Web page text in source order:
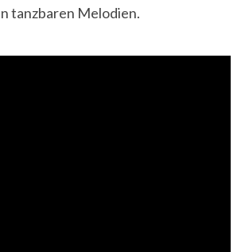
tanzbaren Melodien.